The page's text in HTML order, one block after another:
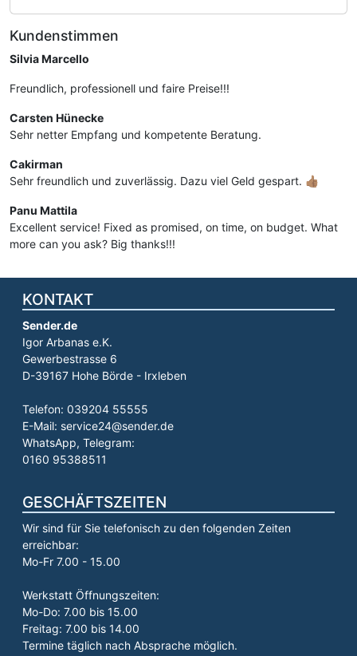
Kundenstimmen
Silvia Marcello
Freundlich, professionell und faire Preise!!!
Carsten Hünecke
Sehr netter Empfang und kompetente Beratung.
Cakirman
Sehr freundlich und zuverlässig. Dazu viel Geld gespart. 👍🏽
Panu Mattila
Excellent service! Fixed as promised, on time, on budget. What
more can you ask? Big thanks!!!
KONTAKT
Sender.de
Igor Arbanas e.K.
Gewerbestrasse 6
D-39167 Hohe Börde - Irxleben
Telefon: 039204 55555
E-Mail: service24@sender.de
WhatsApp, Telegram:
0160 95388511
GESCHÄFTSZEITEN
Wir sind für Sie telefonisch zu den folgenden Zeiten
erreichbar:
Mo-Fr 7.00 - 15.00
Werkstatt Öffnungszeiten:
Mo-Do: 7.00 bis 15.00
Freitag: 7.00 bis 14.00
Termine täglich nach Absprache möglich.